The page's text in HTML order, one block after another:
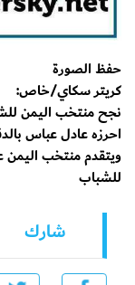
حفظ الصورة
كريتر سكاي/خاص:
نجح منتخب اليمن
احرزه عادل عباس بالدقيقة ٢٣
ويتقدم منتخب
للشباب
شارك